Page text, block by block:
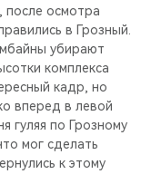
осмотра
в Грозный.
убирают
комплекса
кадр, но
вперед в левой
гуляя по Грозному
мог сделать
к этому